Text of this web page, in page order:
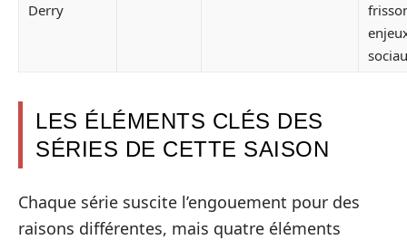
Derry
LES ÉLÉMENTS CLÉS DES
SÉRIES DE CETTE SAISON
Chaque série suscite l’engouement pour des
raisons différentes, mais quatre éléments